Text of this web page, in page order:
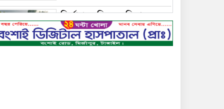
মির্জাপুরে বিলে অভিযান,
অবৈধ চায়না দুয়ারি জাল
ধ্বংস